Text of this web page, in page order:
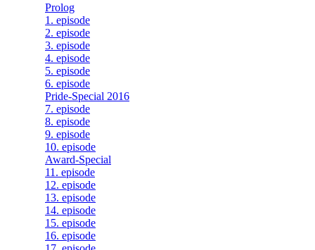
Prolog
1. episode
2. episode
3. episode
4. episode
5. episode
6. episode
Pride-Special 2016
7. episode
8. episode
9. episode
10. episode
Award-Special
11. episode
12. episode
13. episode
14. episode
15. episode
16. episode